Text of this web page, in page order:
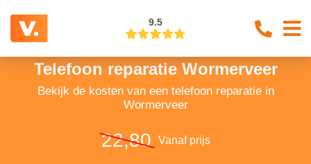
9.5
Telefoon reparatie Wormerveer
Bekijk de kosten van een telefoon reparatie in
Wormerveer
22,80 Vanaf prijs